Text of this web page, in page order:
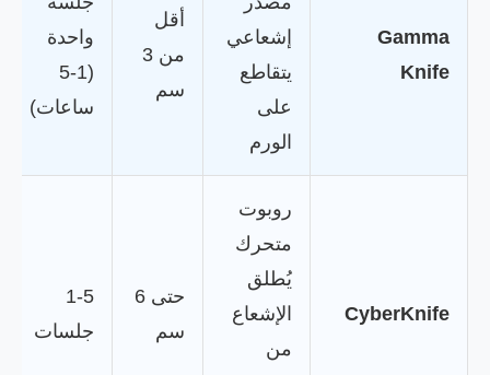
Gamma
Knife
إشعاعي
يتقاطع
على
الورم
أقل
من 3
سم
واحدة
(1-5
ساعات)
CyberKnife
روبوت
متحرك
يُطلق
الإشعاع
من
حتى 6
سم
1-5
جلسات